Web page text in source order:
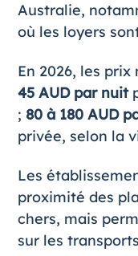
Australie,
où les loyers
En 2026, les
45 AUD par nuit
; 80 à 180 AUD
privée, selon la
Les
proximité des
chers, mais
sur les